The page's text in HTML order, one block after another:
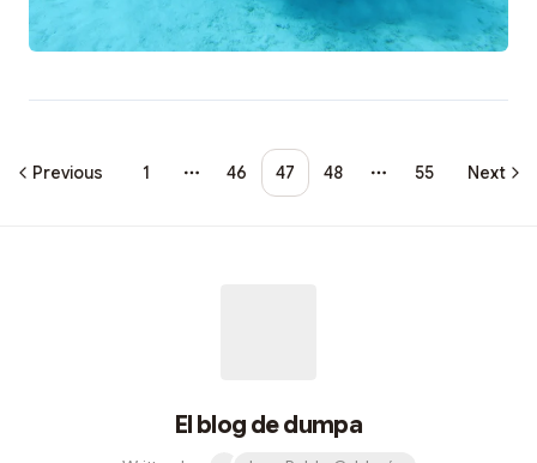
Previous 1
More pages
46 47 48
More pages
55 Next
El blog de dumpa